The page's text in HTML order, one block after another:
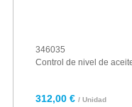
346035
Control de nivel de
312,00 € / Unidad